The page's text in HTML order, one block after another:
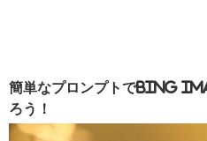
簡単なプロンプトでBing
ろう！